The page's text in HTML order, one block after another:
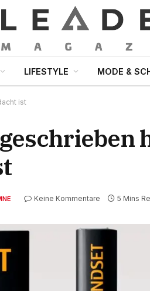
LIFESTYLE MODE &
ist
Keine Kommentare 5 Mins